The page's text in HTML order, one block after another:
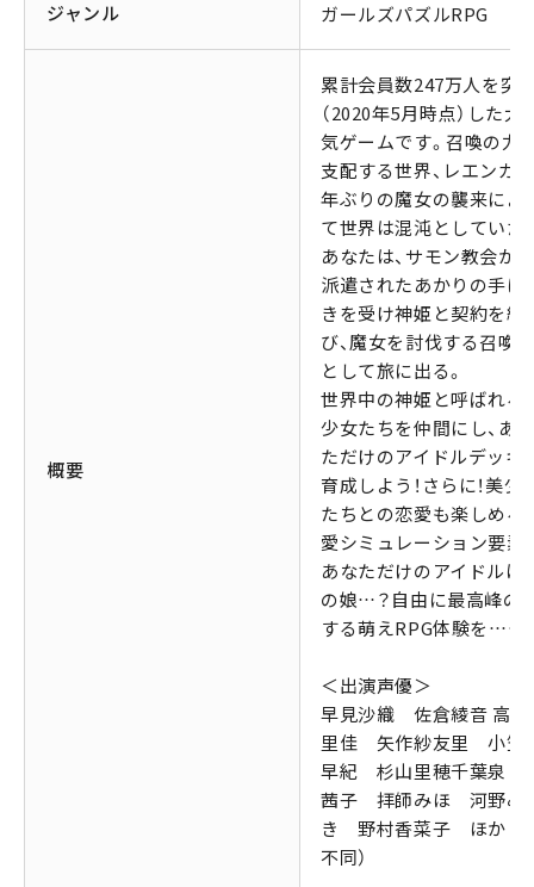
ジャンル ガールズパズルRPG
概要
累計会員数247万人を突
（2020年5月時点）した大
気ゲームです。召喚の力
支配する世界、レエンカ
年ぶりの魔女の襲来によ
て世界は混沌としていた
あなたは、サモン教会か
派遣されたあかりの手ほ
きを受け神姫と契約を結
び、魔女を討伐する召喚
として旅に出る。
世界中の神姫と呼ばれる
少女たちを仲間にし、あ
ただけのアイドルデッキ
育成しよう！さらに！美少
たちとの恋愛も楽しめる
愛シミュレーション要素
あなただけのアイドルは
の娘…？自由に最高峰の
する萌えRPG体験を……！
＜出演声優＞
早見沙織 佐倉綾音 高野
里佳 矢作紗友里 小笠
早紀 杉山里穂千葉泉
茜子 拝師みほ 河野み
き 野村香菜子 ほか（
不同）